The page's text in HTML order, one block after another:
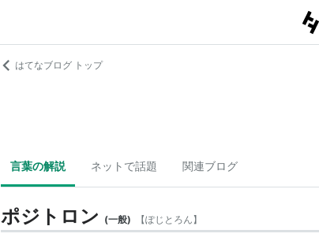
はてなブログ トップ
言葉の解説 ネットで話題 関連ブログ
ポジトロン (一般) 【ぽじとろん】